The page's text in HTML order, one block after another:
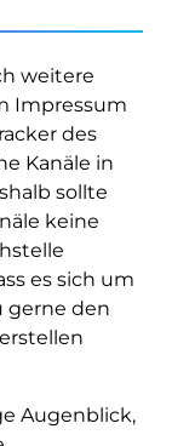
weitere
Impressum
des
Kanäle in
sollte
keine
es sich um
gerne den
Augenblick,